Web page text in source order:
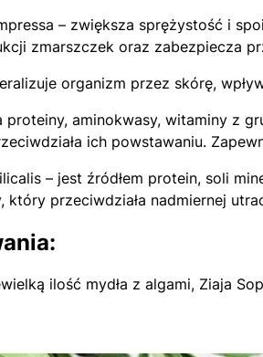
– zwiększa sprężystość i
zmarszczek oraz zabezpiecza
organizm przez skórę,
aminokwasy, witaminy z
ich powstawaniu.
– jest źródłem protein, soli
który przeciwdziała nadmiernej
ilość mydła z algami, Ziaja